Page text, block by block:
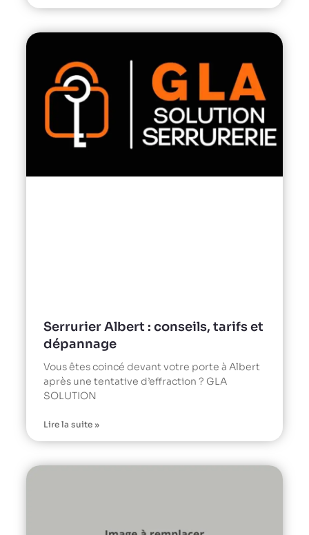
Serrurier Albert : conseils, tarifs et
dépannage
Vous êtes coincé devant votre porte à Albert
après une tentative d’effraction ? GLA
SOLUTION
Lire la suite »